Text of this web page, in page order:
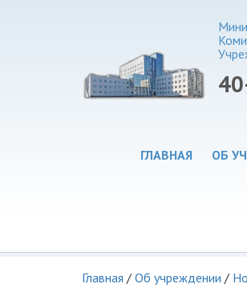
ГЛАВНАЯ ОБ
Главная / Об учреждении /